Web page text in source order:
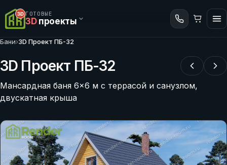
ГОТОВЫЕ
3Dпроекты
Бани›3D Проект ПБ-32
3D Проект ПБ-32
Мансардная баня 6×6 м с террасой и санузлом,
двускатная крыша